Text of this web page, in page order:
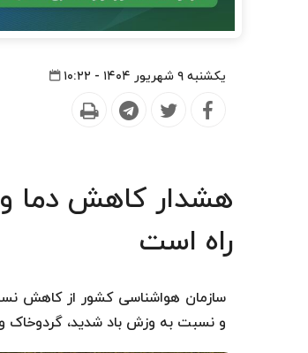
یکشنبه ۹ شهریور ۱۴۰۴ - ۱۰:۲۲
هشدار کاهش دما
راه است
سازمان هواشناسی کشور از کاهش
و نسبت به وزش باد شدید،